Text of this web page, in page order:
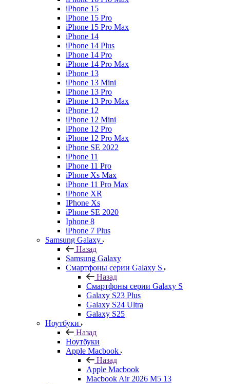
iPhone 15
iPhone 15 Pro
iPhone 15 Pro Max
iPhone 14
iPhone 14 Plus
iPhone 14 Pro
iPhone 14 Pro Max
iPhone 13
iPhone 13 Mini
iPhone 13 Pro
iPhone 13 Pro Max
iPhone 12
iPhone 12 Mini
iPhone 12 Pro
iPhone 12 Pro Max
iPhone SE 2022
iPhone 11
iPhone 11 Pro
iPhone Xs Max
iPhone 11 Pro Max
iPhone XR
IPhone Xs
iPhone SE 2020
Iphone 8
iPhone 7 Plus
Samsung Galaxy
Назад
Samsung Galaxy
Смартфоны серии Galaxy S
Назад
Смартфоны серии Galaxy S
Galaxy S23 Plus
Galaxy S24 Ultra
Galaxy S25
Ноутбуки
Назад
Ноутбуки
Apple Macbook
Назад
Apple Macbook
Macbook Air 2026 M5 13